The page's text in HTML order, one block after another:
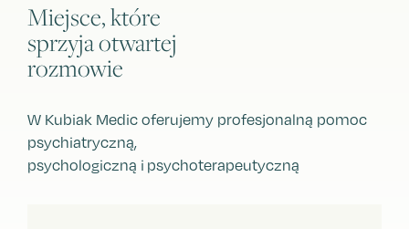
Miejsce, które
sprzyja otwartej
rozmowie
W Kubiak Medic oferujemy profesjonalną pomoc
psychiatryczną,
psychologiczną i psychoterapeutyczną